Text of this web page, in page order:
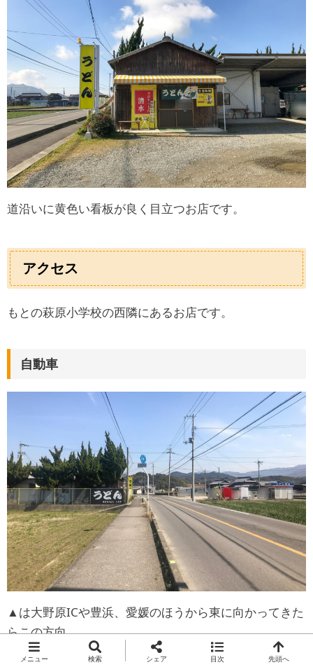
道沿いに黄色い看板が良く目立つお店です。
アクセス
もとの萩原小学校の西隣にあるお店です。
自動車
▲は大野原ICや豊浜、愛媛のほうから東に向かってきた
らこの方向。
田んぼの先に「うどん」の看板が目立ちます。
メニュー 検索 シェア 目次 先頭へ